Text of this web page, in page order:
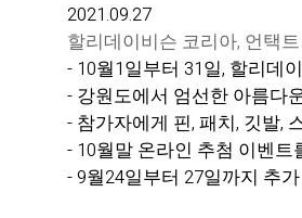
2021.09.27
할리데이비슨 코리아, 언택
- 10월1일부터 31일, 할리데
- 강원도에서 엄선한 아름다
- 참가자에게 핀, 패치, 깃발,
- 10월말 온라인 추첨 이벤
- 9월24일부터 27일까지 추